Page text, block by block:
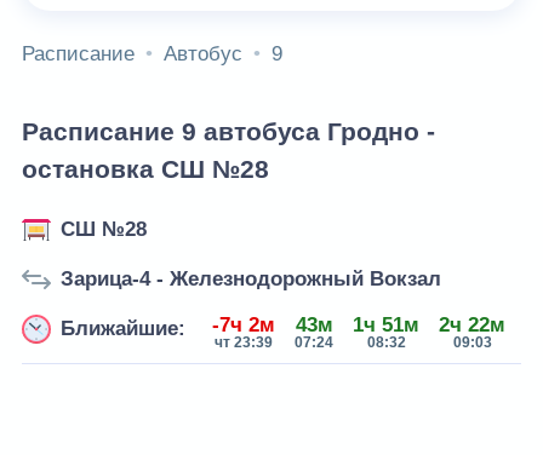
Расписание Автобус 9
Расписание 9 автобуса Гродно -
остановка СШ №28
СШ №28
Зарица-4 - Железнодорожный Вокзал
Ближайшие: -7ч 2м
чт 23:39
43м
07:24
1ч 51м
08:32
2ч 22м
09:03